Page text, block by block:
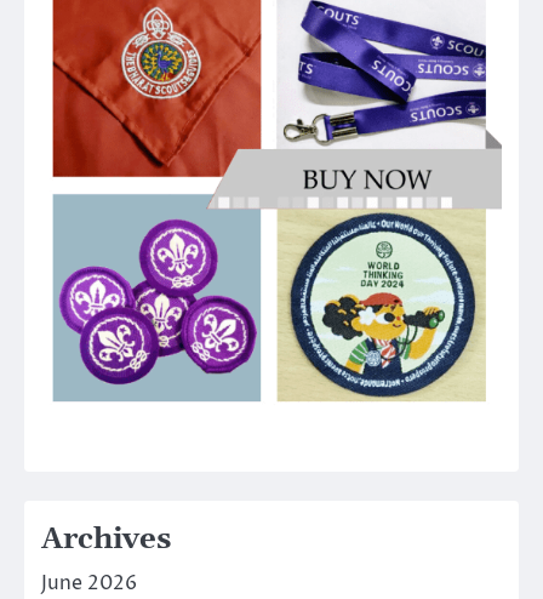
Archives
June 2026